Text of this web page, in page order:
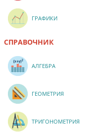
ГРАФИКИ
СПРАВОЧНИК
АЛГЕБРА
ГЕОМЕТРИЯ
ТРИГОНОМЕТРИЯ